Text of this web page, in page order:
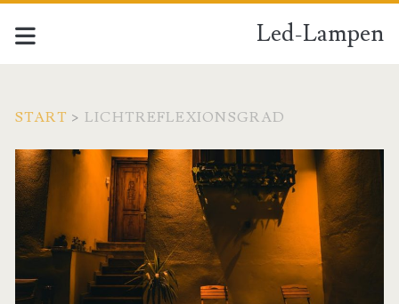
Led-Lampen
START > LICHTREFLEXIONSGRAD
Schlagwort: